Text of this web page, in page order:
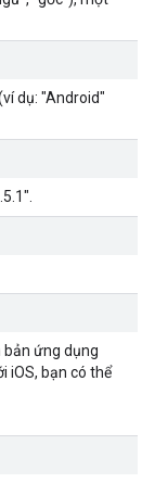
dụ: "Android"
ứng dụng
iOS, bạn có thể